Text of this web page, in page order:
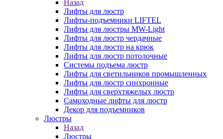
Назад
Лифты для люстр
Лифты-подъемники LIFTEL
Лифты для люстры MW-Light
Лифты для люстр чердачные
Лифты для люстр на крюк
Лифты для люстр потолочные
Системы подъема люстр
Лифты для светильников промышленных
Лифты для люстр синхронные
Лифты для сверхтяжелых люстр
Самоходные лифты для люстр
Декор для подъемников
Люстры
Назад
Люстры